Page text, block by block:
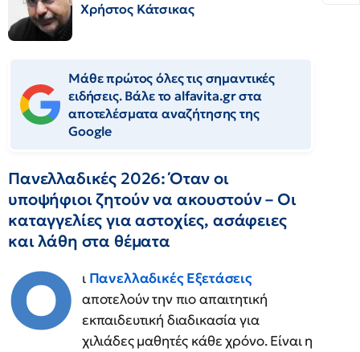
Χρήστος Κάτσικας
Μάθε πρώτος όλες τις σημαντικές
ειδήσεις. Βάλε το alfavita.gr στα
αποτελέσματα αναζήτησης της
Google
Πανελλαδικές 2026: Όταν οι
υποψήφιοι ζητούν να ακουστούν – Οι
καταγγελίες για αστοχίες, ασάφειες
και λάθη στα θέματα
Ο ι Πανελλαδικές Εξετάσεις
αποτελούν την πιο απαιτητική
εκπαιδευτική διαδικασία για
χιλιάδες μαθητές κάθε χρόνο. Είναι η